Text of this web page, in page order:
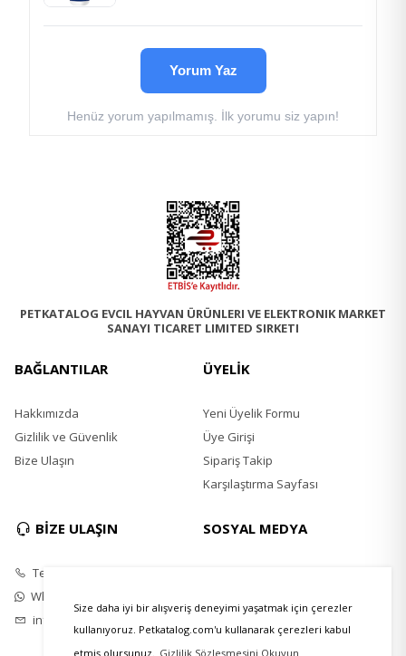
Size daha iyi bir alışveriş deneyimi yaşatmak için çerezler
kullanıyoruz. Petkatalog.com'u kullanarak çerezleri kabul
etmiş olursunuz.
Gizlilik Sözleşmesini Okuyun
Yorum Yaz
Henüz yorum yapılmamış. İlk yorumu siz yapın!
PETKATALOG EVCIL HAYVAN ÜRÜNLERI VE ELEKTRONIK MARKET
SANAYI TICARET LIMITED SIRKETI
BAĞLANTILAR
Hakkımızda
Gizlilik ve Güvenlik
Bize Ulaşın
ÜYELİK
Yeni Üyelik Formu
Üye Girişi
Sipariş Takip
Karşılaştırma Sayfası
BİZE ULAŞIN
Telefon
Whatsapp
info@petkatalog.com
SOSYAL MEDYA
Youtube